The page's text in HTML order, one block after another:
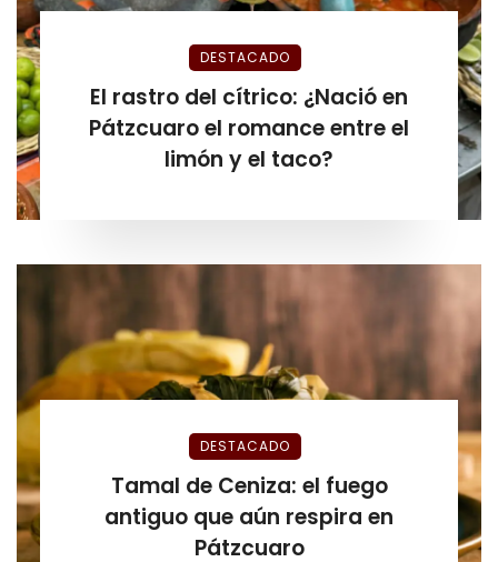
DESTACADO
El rastro del cítrico: ¿Nació en
Pátzcuaro el romance entre el
limón y el taco?
DESTACADO
Tamal de Ceniza: el fuego
antiguo que aún respira en
Pátzcuaro